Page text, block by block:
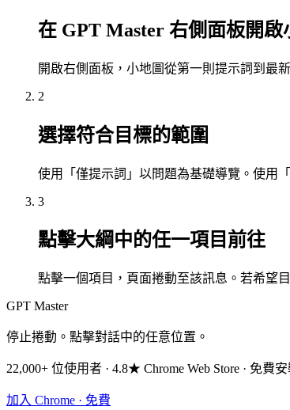
在 GPT Master 右側面板開啟
開啟右側面板，小地圖從第一則提示詞到最
2
選擇符合目標的範圍
使用「僅提示詞」以問題為基礎導覽。使用
3
點擊大綱中的任一項目前往
點擊一個項目，頁面捲動至該訊息。若希望
GPT Master
停止捲動。點擊對話中的任意位置。
22,000+ 位使用者 · 4.8★ Chrome Web Store · 免費
加入 Chrome · 免費